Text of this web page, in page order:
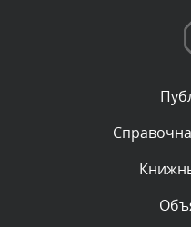
Текст комментария
Комментарий
Текст комментария
администратором.
Комментарий